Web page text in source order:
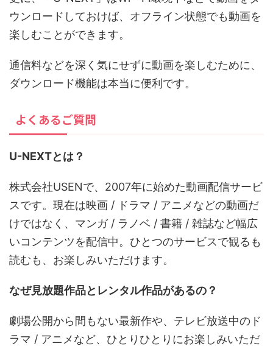
ウンロードしておけば、オフライン状態でも動画を
楽しむことができます。
通信料などを深く気にせずに動画を楽しむために、
ダウンロード機能は本当に便利です。
よくあるご質問
U-NEXTとは？
株式会社USENで、2007年に始めた動画配信サービ
スです。現在は映画 / ドラマ / アニメなどの動画だ
けではなく、マンガ / ラノベ / 書籍 / 雑誌など幅広
いコンテンツを配信中。ひとつのサービスで観るも
読むも、お楽しみいただけます。
なぜ見放題作品とレンタル作品があるの？
劇場公開から間もない最新作や、テレビ放送中のド
ラマ / アニメなど、ひとりひとりにお楽しみいただ